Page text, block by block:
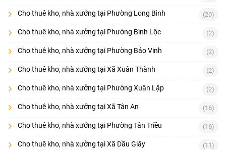
Cho thuê kho, nhà xưởng tại Phường Long Bình (20)
Cho thuê kho, nhà xưởng tại Phường Bình Lộc (2)
Cho thuê kho, nhà xưởng tại Phường Bảo Vinh (2)
Cho thuê kho, nhà xưởng tại Xã Xuân Thành (2)
Cho thuê kho, nhà xưởng tại Phường Xuân Lập (2)
Cho thuê kho, nhà xưởng tại Xã Tân An (16)
Cho thuê kho, nhà xưởng tại Phường Tân Triều (16)
Cho thuê kho, nhà xưởng tại Xã Dầu Giây (11)